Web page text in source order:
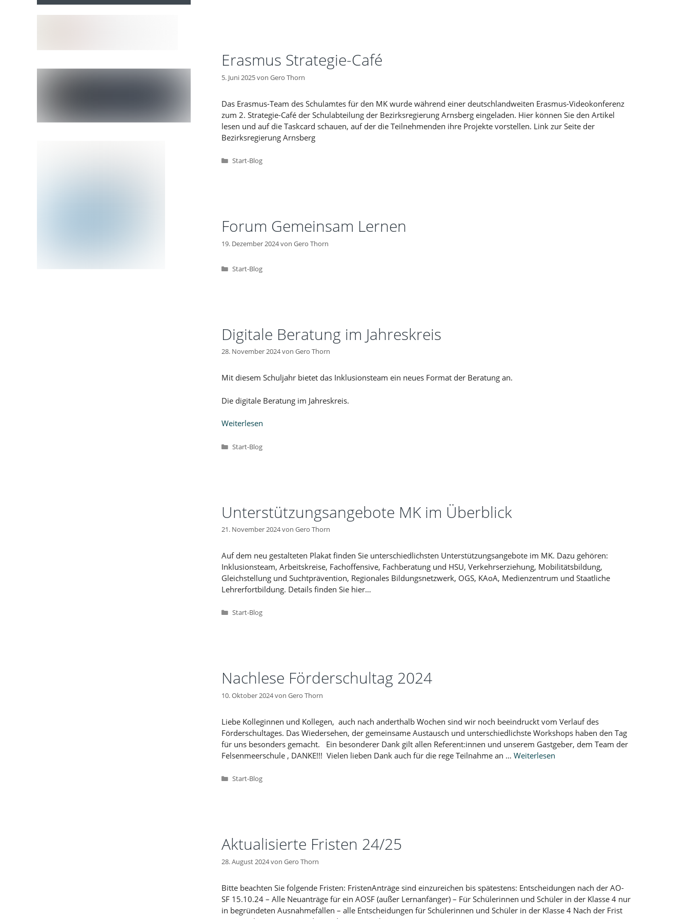
Erasmus Strategie-Café
5. Juni 2025von Gero Thorn
Das Erasmus-Team des Schulamtes für den MK wurde während einer deutschlandweiten Erasmus-Videokonferenz
zum 2. Strategie-Café der Schulabteilung der Bezirksregierung Arnsberg eingeladen. Hier können Sie den Artikel
lesen und auf die Taskcard schauen, auf der die Teilnehmenden ihre Projekte vorstellen. Link zur Seite der
Bezirksregierung Arnsberg
Kategorien
Start-Blog
Forum Gemeinsam Lernen
19. Dezember 2024von Gero Thorn
Kategorien
Start-Blog
Digitale Beratung im Jahreskreis
28. November 2024von Gero Thorn
Mit diesem Schuljahr bietet das Inklusionsteam ein neues Format der Beratung an.
Die digitale Beratung im Jahreskreis.
Weiterlesen
Kategorien
Start-Blog
Unterstützungsangebote MK im Überblick
21. November 2024von Gero Thorn
Auf dem neu gestalteten Plakat finden Sie unterschiedlichsten Unterstützungsangebote im MK. Dazu gehören:
Inklusionsteam, Arbeitskreise, Fachoffensive, Fachberatung und HSU, Verkehrserziehung, Mobilitätsbildung,
Gleichstellung und Suchtprävention, Regionales Bildungsnetzwerk, OGS, KAoA, Medienzentrum und Staatliche
Lehrerfortbildung. Details finden Sie hier…
Kategorien
Start-Blog
Nachlese Förderschultag 2024
10. Oktober 2024von Gero Thorn
Liebe Kolleginnen und Kollegen, auch nach anderthalb Wochen sind wir noch beeindruckt vom Verlauf des
Förderschultages. Das Wiedersehen, der gemeinsame Austausch und unterschiedlichste Workshops haben den Tag
für uns besonders gemacht. Ein besonderer Dank gilt allen Referent:innen und unserem Gastgeber, dem Team der
Felsenmeerschule , DANKE!!! Vielen lieben Dank auch für die rege Teilnahme an … Weiterlesen
Kategorien
Start-Blog
Aktualisierte Fristen 24/25
28. August 2024von Gero Thorn
Bitte beachten Sie folgende Fristen: FristenAnträge sind einzureichen bis spätestens: Entscheidungen nach der AO-
SF 15.10.24 – Alle Neuanträge für ein AOSF (außer Lernanfänger) – Für Schülerinnen und Schüler in der Klasse 4 nur
in begründeten Ausnahmefällen – alle Entscheidungen für Schülerinnen und Schüler in der Klasse 4 Nach der Frist